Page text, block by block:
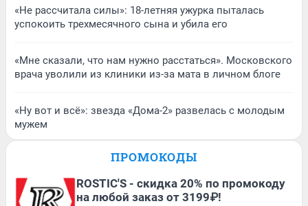
«Не рассчитала силы»: 18-летняя ужурка пыталась
успокоить трехмесячного сына и убила его
«Мне сказали, что нам нужно расстаться». Московского
врача уволили из клиники из-за мата в личном блоге
«Ну вот и всё»: звезда «Дома-2» развелась с молодым
мужем
ПРОМОКОДЫ
ROSTIC'S - скидка 20% по промокоду
на любой заказ от 3199₽!